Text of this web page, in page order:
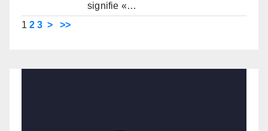
signifie «…
1 2 3 > >>